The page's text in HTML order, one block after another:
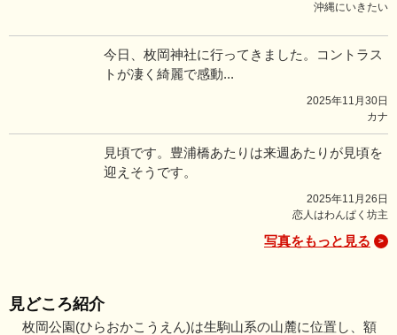
沖縄にいきたい
今日、枚岡神社に行ってきました。コントラス
トが凄く綺麗で感動...
2025年11月30日
カナ
見頃です。豊浦橋あたりは来週あたりが見頃を
迎えそうです。
2025年11月26日
恋人はわんぱく坊主
写真をもっと見る
見どころ紹介
枚岡公園(ひらおかこうえん)は生駒山系の山麓に位置し、額